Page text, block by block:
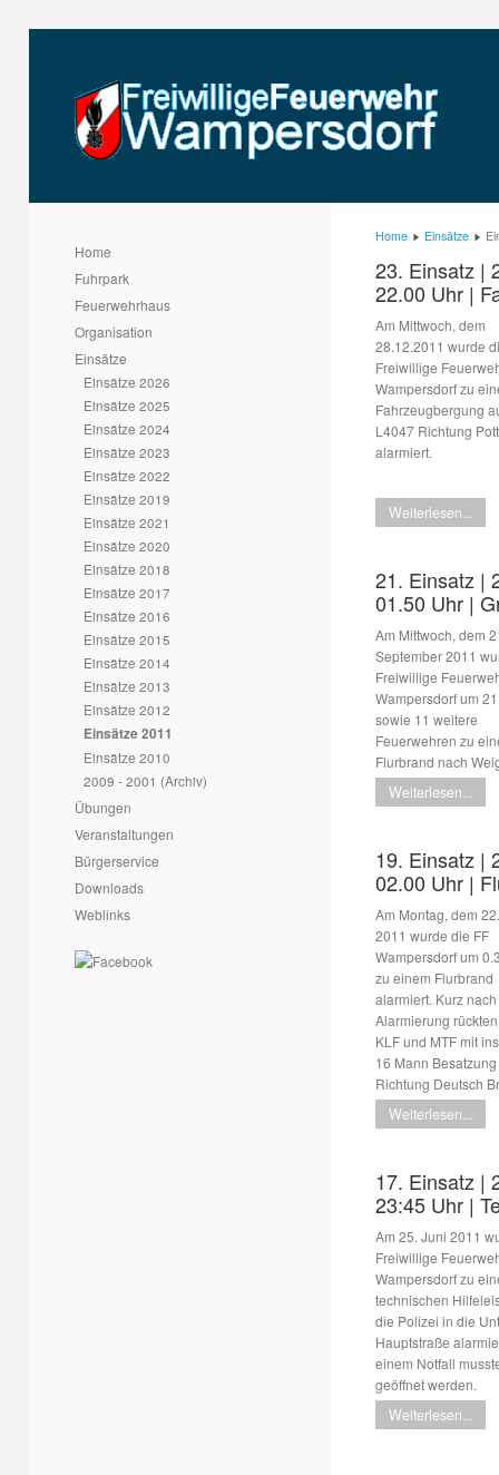
Home
Fuhrpark
Feuerwehrhaus
Organisation
Einsätze
Einsätze 2026
Einsätze 2025
Einsätze 2024
Einsätze 2023
Einsätze 2022
Einsätze 2019
Einsätze 2021
Einsätze 2020
Einsätze 2018
Einsätze 2017
Einsätze 2016
Einsätze 2015
Einsätze 2014
Einsätze 2013
Einsätze 2012
Einsätze 2011
Einsätze 2010
2009 - 2001 (Archiv)
Übungen
Veranstaltungen
Bürgerservice
Downloads
Weblinks
Home Einsätze
23. Einsatz |
22.00 Uhr |
Am Mittwoch, dem
28.12.2011 wurde
Freiwillige
Wampersdorf zu
Fahrzeugbergung
L4047 Richtung
alarmiert.
Weiterlesen...
21. Einsatz |
01.50 Uhr |
Am Mittwoch, dem
September 2011
Freiwillige
Wampersdorf um
sowie 11 weitere
Feuerwehren zu
Flurbrand nach
Weiterlesen...
19. Einsatz |
02.00 Uhr |
Am Montag, dem
2011 wurde die FF
Wampersdorf um
zu einem Flurbrand
alarmiert. Kurz nach
Alarmierung
KLF und MTF mit
16 Mann
Richtung Deutsch
Weiterlesen...
17. Einsatz |
23:45 Uhr |
Am 25. Juni 2011
Freiwillige
Wampersdorf zu
technischen
die Polizei in die
Hauptstraße
einem Notfall
geöffnet werden.
Weiterlesen...